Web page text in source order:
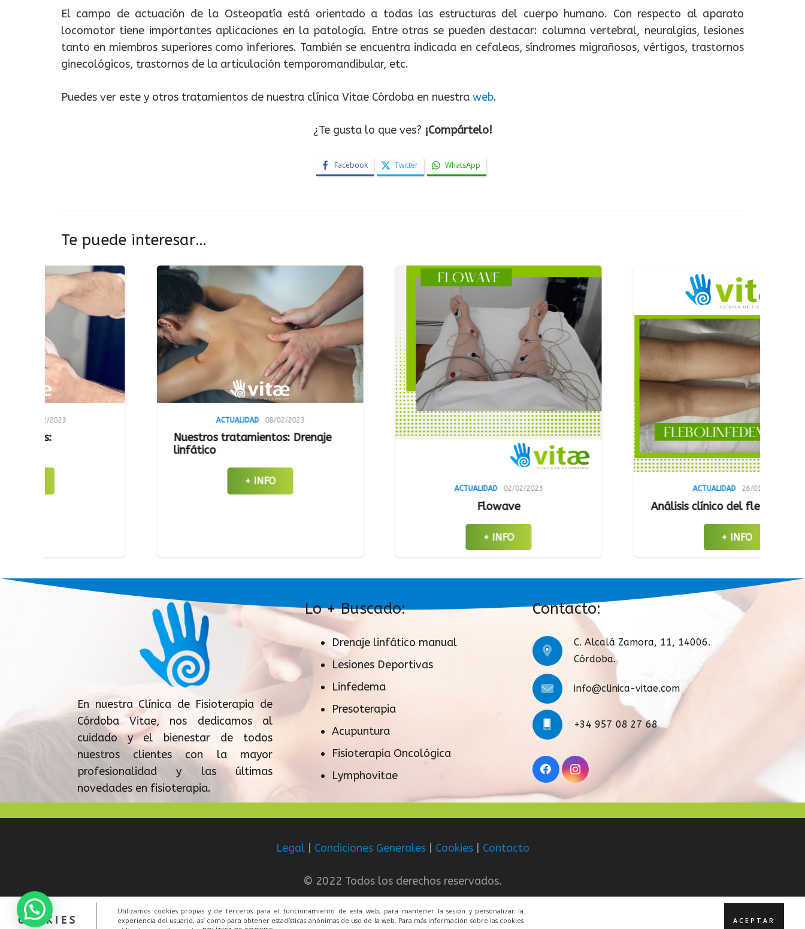
COOKIES
Utilizamos cookies propias y de terceros para el funcionamiento de esta web, para mantener la sesión y personalizar la
experiencia del usuario, así como para obtener estadísticas anónimas de uso de la web. Para más información sobre las cookies
ACEPTAR
El campo de actuación de la Osteopatía está orientado a todas las estructuras del cuerpo humano. Con respecto al aparato
locomotor tiene importantes aplicaciones en la patología. Entre otras se pueden destacar: columna vertebral, neuralgias, lesiones
tanto en miembros superiores como inferiores. También se encuentra indicada en cefaleas, síndromes migrañosos, vértigos, trastornos
ginecológicos, trastornos de la articulación temporomandibular, etc.
Puedes ver este y otros tratamientos de nuestra clínica Vitae Córdoba en nuestra web.
¿Te gusta lo que ves? ¡Compártelo!
Facebook Twitter WhatsApp
Te puede interesar…
Nuestros tratamientos: Drenaje
Análisis clínico del flebolinfedema
En nuestra Clínica de Fisioterapia de
Córdoba Vitae, nos dedicamos al
cuidado y el bienestar de todos
nuestros clientes con la mayor
profesionalidad y las últimas
novedades en fisioterapia.
Lo + Buscado:
Drenaje linfático manual
Lesiones Deportivas
Linfedema
Presoterapia
Acupuntura
Fisioterapia Oncológica
Lymphovitae
Contacto:
C. Alcalá Zamora, 11, 14006.
Córdoba.
info@clinica-vitae.com
+34 957 08 27 68
Legal| Condiciones Generales| Cookies| Contacto
© 2022 Todos los derechos reservados.
Una web deACRILONIA